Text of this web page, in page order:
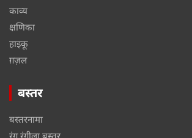
काव्य
क्षणिका
हाइकू
ग़ज़ल
बस्तर
बस्तरनामा
रंग रंगीला बस्तर